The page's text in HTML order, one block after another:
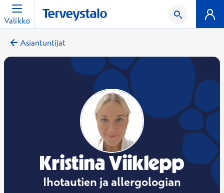
Valikko
Asiantuntijat
Kristina Viiklepp
Ihotautien ja allergologian